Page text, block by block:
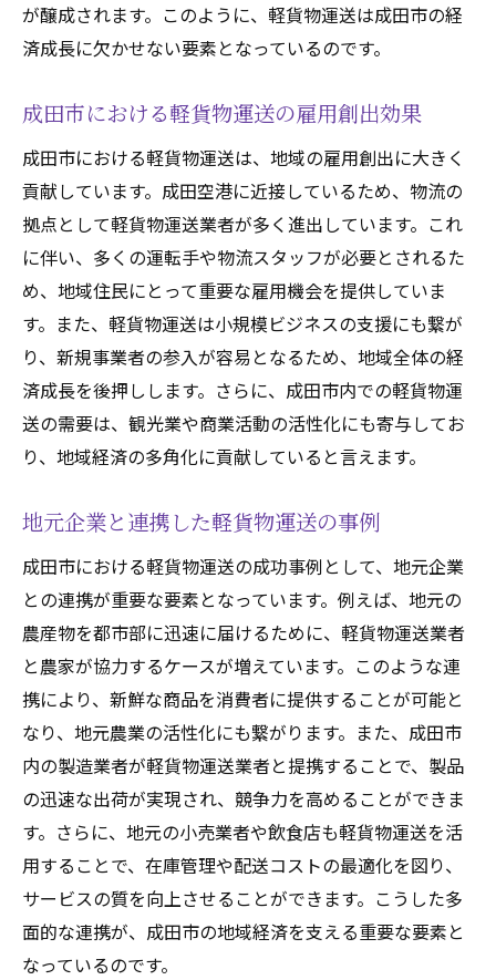
が醸成されます。このように、軽貨物運送は成田市の経
済成長に欠かせない要素となっているのです。
成田市における軽貨物運送の雇用創出効果
成田市における軽貨物運送は、地域の雇用創出に大きく
貢献しています。成田空港に近接しているため、物流の
拠点として軽貨物運送業者が多く進出しています。これ
に伴い、多くの運転手や物流スタッフが必要とされるた
め、地域住民にとって重要な雇用機会を提供していま
す。また、軽貨物運送は小規模ビジネスの支援にも繋が
り、新規事業者の参入が容易となるため、地域全体の経
済成長を後押しします。さらに、成田市内での軽貨物運
送の需要は、観光業や商業活動の活性化にも寄与してお
り、地域経済の多角化に貢献していると言えます。
地元企業と連携した軽貨物運送の事例
成田市における軽貨物運送の成功事例として、地元企業
との連携が重要な要素となっています。例えば、地元の
農産物を都市部に迅速に届けるために、軽貨物運送業者
と農家が協力するケースが増えています。このような連
携により、新鮮な商品を消費者に提供することが可能と
なり、地元農業の活性化にも繋がります。また、成田市
内の製造業者が軽貨物運送業者と提携することで、製品
の迅速な出荷が実現され、競争力を高めることができま
す。さらに、地元の小売業者や飲食店も軽貨物運送を活
用することで、在庫管理や配送コストの最適化を図り、
サービスの質を向上させることができます。こうした多
面的な連携が、成田市の地域経済を支える重要な要素と
なっているのです。